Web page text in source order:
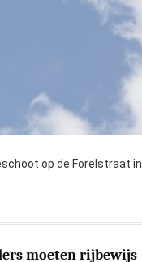
op de Forelstraat in
moeten rijbewijs